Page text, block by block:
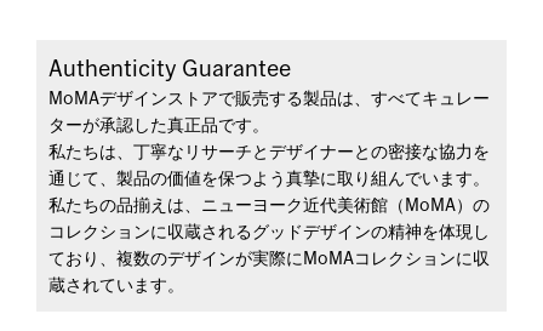
Authenticity Guarantee
MoMAデザインストアで販売する製品は、すべてキュレー
ターが承認した真正品です。
私たちは、丁寧なリサーチとデザイナーとの密接な協力を
通じて、製品の価値を保つよう真摯に取り組んでいます。
私たちの品揃えは、ニューヨーク近代美術館（MoMA）の
コレクションに収蔵されるグッドデザインの精神を体現し
ており、複数のデザインが実際にMoMAコレクションに収
蔵されています。